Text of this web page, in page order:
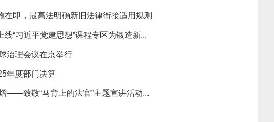
在即，最高法明确新旧法律衔接适用规则
线“习近平党建思想”课程专区为锻造新...
治理会议在京举行
年度部门决算
——致敬“马背上的法官”主题宣讲活动...